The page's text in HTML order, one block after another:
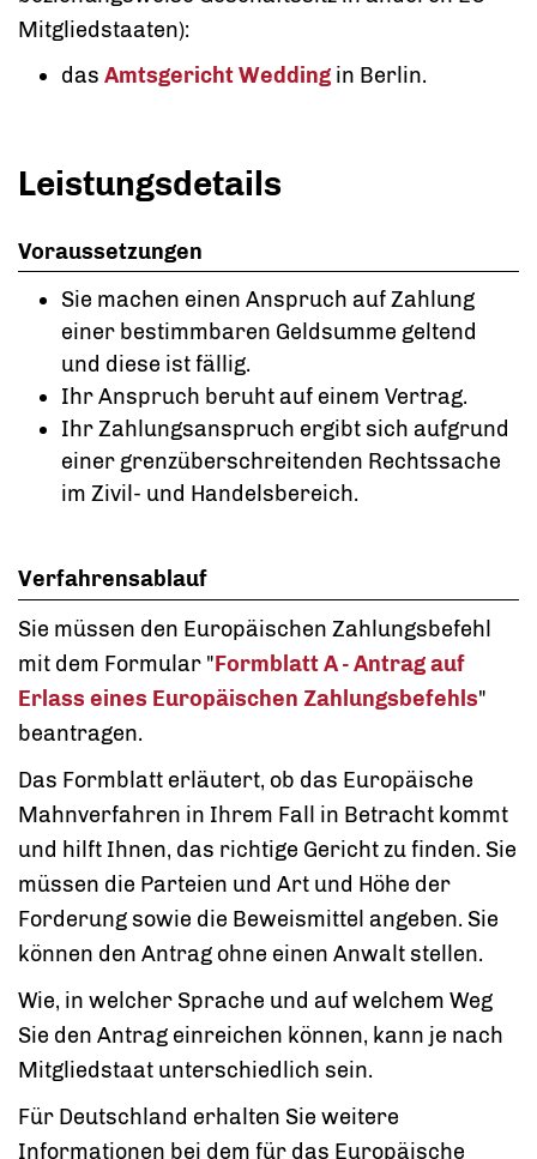
Mitgliedstaaten):
das Amtsgericht Wedding in Berlin.
Leistungsdetails
Voraussetzungen
Sie machen einen Anspruch auf Zahlung
einer bestimmbaren Geldsumme geltend
und diese ist fällig.
Ihr Anspruch beruht auf einem Vertrag.
Ihr Zahlungsanspruch ergibt sich aufgrund
einer grenzüberschreitenden Rechtssache
im Zivil- und Handelsbereich.
Verfahrensablauf
Sie müssen den Europäischen Zahlungsbefehl
mit dem Formular "Formblatt A - Antrag auf
Erlass eines Europäischen Zahlungsbefehls"
beantragen.
Das Formblatt erläutert, ob das Europäische
Mahnverfahren in Ihrem Fall in Betracht kommt
und hilft Ihnen, das richtige Gericht zu finden. Sie
müssen die Parteien und Art und Höhe der
Forderung sowie die Beweismittel angeben. Sie
können den Antrag ohne einen Anwalt stellen.
Wie, in welcher Sprache und auf welchem Weg
Sie den Antrag einreichen können, kann je nach
Mitgliedstaat unterschiedlich sein.
Für Deutschland erhalten Sie weitere
Informationen bei dem für das Europäische